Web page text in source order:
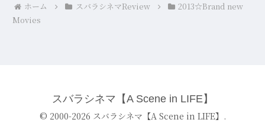
ホーム スバラシネマReview
2013☆Brand new
Movies
スバラシネマ【A Scene in LIFE】
© 2000-2026 スバラシネマ【A Scene in LIFE】.